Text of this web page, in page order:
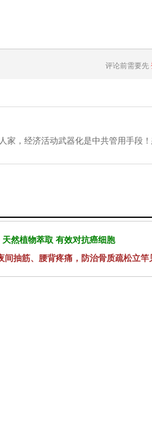
评论前需要先
家，经济活动武器化是中共管用手段
然植物萃取 有效对抗癌细胞
间抽筋、腰背疼痛，防治骨质疏松立竿